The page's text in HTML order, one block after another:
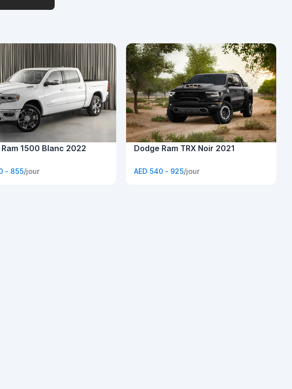
1500 Blanc 2022
- 855/jour
Dodge Ram TRX Noir 2021
AED 540 - 925/jour